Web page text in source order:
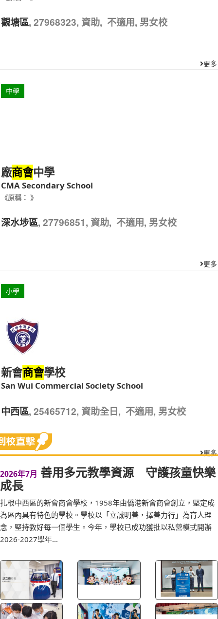
觀塘區, 27968323, 資助, 不適用, 男女校
更多
中學
廠商會中學
CMA Secondary School
《原稱： 》
深水埗區, 27796851, 資助, 不適用, 男女校
更多
小學
新會商會學校
San Wui Commercial Society School
中西區, 25465712, 資助全日, 不適用, 男女校
更多
2026年7月 善用多元教學資源 守護孩童快樂
成長
扎根中西區的新會商會學校，1958年由僑港新會商會創立，堅定成
為區內具有特色的學校。學校以「立誠明善，擇善力行」為育人理
念，堅持教好每一個學生。今年，學校已成功獲批以私營模式開辦
2026-2027學年...